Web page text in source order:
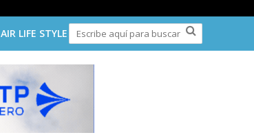
AIR LIFE STYLE